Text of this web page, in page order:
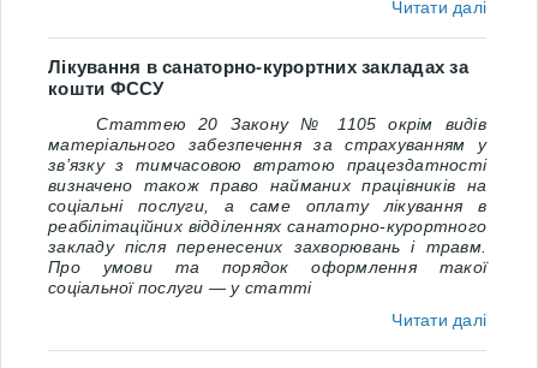
Читати далі
Лікування в санаторно-курортних закладах за
кошти ФССУ
Статтею 20 Закону № 1105 окрім видів
матеріального забезпечення за страхуванням у
зв’язку з тимчасовою втратою працездатності
визначено також право найманих працівників на
соціальні послуги, а саме оплату лікування в
реабілітаційних відділеннях санаторно-курортного
закладу після перенесених захворювань і травм.
Про умови та порядок оформлення такої
соціальної послуги — у статті
Читати далі